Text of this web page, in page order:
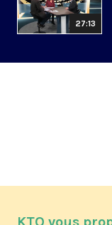
27:13